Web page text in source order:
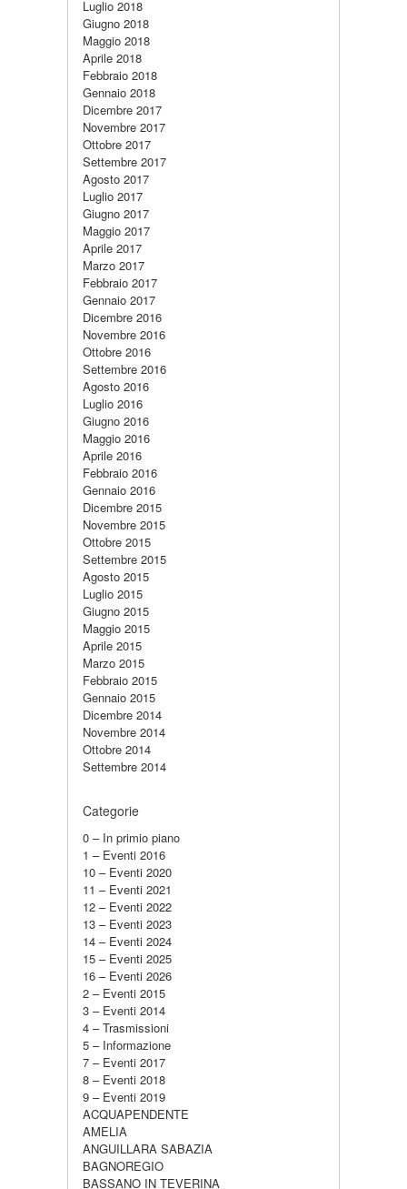
Luglio 2018
Giugno 2018
Maggio 2018
Aprile 2018
Febbraio 2018
Gennaio 2018
Dicembre 2017
Novembre 2017
Ottobre 2017
Settembre 2017
Agosto 2017
Luglio 2017
Giugno 2017
Maggio 2017
Aprile 2017
Marzo 2017
Febbraio 2017
Gennaio 2017
Dicembre 2016
Novembre 2016
Ottobre 2016
Settembre 2016
Agosto 2016
Luglio 2016
Giugno 2016
Maggio 2016
Aprile 2016
Febbraio 2016
Gennaio 2016
Dicembre 2015
Novembre 2015
Ottobre 2015
Settembre 2015
Agosto 2015
Luglio 2015
Giugno 2015
Maggio 2015
Aprile 2015
Marzo 2015
Febbraio 2015
Gennaio 2015
Dicembre 2014
Novembre 2014
Ottobre 2014
Settembre 2014
Categorie
0 – In primio piano
1 – Eventi 2016
10 – Eventi 2020
11 – Eventi 2021
12 – Eventi 2022
13 – Eventi 2023
14 – Eventi 2024
15 – Eventi 2025
16 – Eventi 2026
2 – Eventi 2015
3 – Eventi 2014
4 – Trasmissioni
5 – Informazione
7 – Eventi 2017
8 – Eventi 2018
9 – Eventi 2019
ACQUAPENDENTE
AMELIA
ANGUILLARA SABAZIA
BAGNOREGIO
BASSANO IN TEVERINA